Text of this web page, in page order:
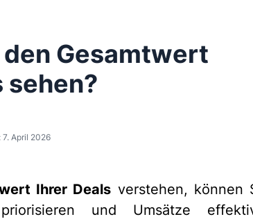
Gesamtwert
sehen?
April 2026
Ihrer Deals verstehen, können
und Umsätze